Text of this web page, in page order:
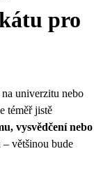
pro
univerzitu nebo
téměř jistě
vysvědčení nebo
– většinou bude